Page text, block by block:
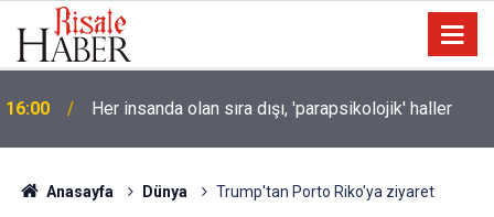
16:00 Her insanda olan sıra dışı, 'parapsikolojik' haller
Anasayfa Dünya Trump'tan Porto Riko'ya ziyaret